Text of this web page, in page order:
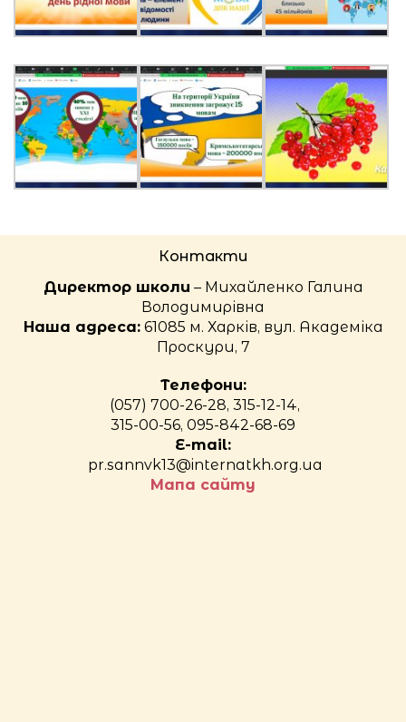
Контакти
Директор школи – Михайленко Галина
Володимирівна
Наша адреса:61085 м. Харків, вул. Академіка
Проскури, 7
Телефони:
(057) 700-26-28, 315-12-14,
315-00-56, 095-842-68-69
E-mail:
pr.sannvk13@internatkh.org.ua
Мапа сайту